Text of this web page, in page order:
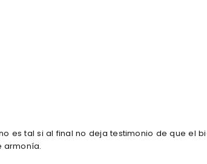
es tal si al final no deja testimonio de que el
armonía.